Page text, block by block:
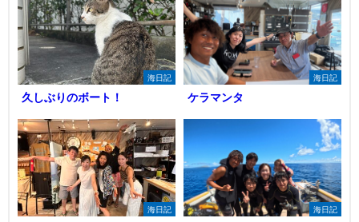
海日記
久しぶりのボート！
海日記
ケラマンタ
海日記 海日記